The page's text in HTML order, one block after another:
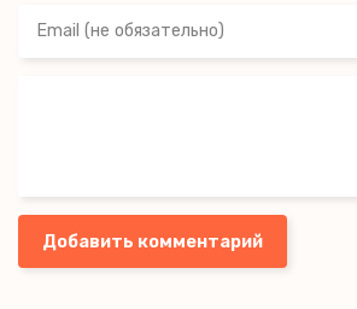
Добавить комментарий